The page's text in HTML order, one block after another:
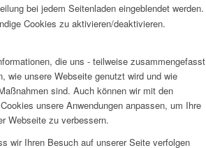
bei jedem Seitenladen eingeblendet werden.
Cookies zu aktivieren/deaktivieren.
die uns - teilweise zusammengefasst
wie unsere Webseite genutzt wird und wie
sind. Auch können wir mit den
unsere Anwendungen anpassen, um Ihre
Webseite zu verbessern.
wir Ihren Besuch auf unserer Seite verfolgen